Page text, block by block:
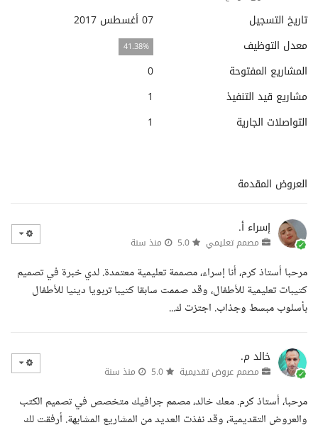
تاريخ التسجيل
07 أغسطس 2017
معدل التوظيف
41.38%
المشاريع المفتوحة
0
مشاريع قيد التنفيذ
1
التواصلات الجارية
1
العروض المقدمة
إسراء أ.
مصمم تعليمي منذ سنة
مرحبا أستاذ كرم، أنا إسراء، مصممة تعليمية معتمدة. لدي خبرة في تصميم
كتيبات تعليمية للأطفال، وقد صممت سابقا كتيبا تربويا دينيا للأطفال
بأسلوب مبسط وجذاب. اجتزت ك...
خالد م.
مصمم عروض تقديمية منذ سنة
مرحبا، أستاذ كرم. معك خالد، مصمم جرافيك متخصص في تصميم الكتب
والعروض التقديمية، وقد نفذت العديد من المشاريع المشابهة. أرفقت لك